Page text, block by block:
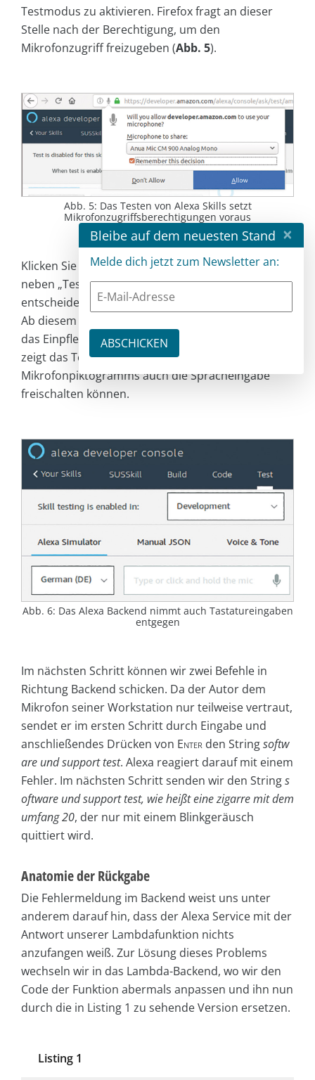
Testmodus zu aktivieren. Firefox fragt an dieser
Stelle nach der Berechtigung, um den
Mikrofonzugriff freizugeben (Abb. 5).
Abb. 5: Das Testen von Alexa Skills setzt
Mikrofonzugriffsberechtigungen voraus
Klicken Sie im nächsten Schritt auf die Combobox
neben „Test is disabled for this skill“, und
entscheiden Sie sich für die Option „Development“.
Ab diesem Zeitpunkt erlaubt Ihnen das Backend
das Einpflegen von Informationen.
zeigt das Textfeld, in dem Sie durch Anklicken des
Mikrofonpiktogramms auch die Spracheingabe
freischalten können.
Abb. 6: Das Alexa Backend nimmt auch Tastatureingaben
entgegen
Im nächsten Schritt können wir zwei Befehle in
Richtung Backend schicken. Da der Autor dem
Mikrofon seiner Workstation nur teilweise vertraut,
sendet er im ersten Schritt durch Eingabe und
anschließendes Drücken von Enter den Stringsoftw
are und support test. Alexa reagiert darauf mit einem
Fehler. Im nächsten Schritt senden wir den Strings
oftware und support test, wie heißt eine zigarre mit dem
umfang 20, der nur mit einem Blinkgeräusch
quittiert wird.
Anatomie der Rückgabe
Die Fehlermeldung im Backend weist uns unter
anderem darauf hin, dass der Alexa Service mit der
Antwort unserer Lambdafunktion nichts
anzufangen weiß. Zur Lösung dieses Problems
wechseln wir in das Lambda-Backend, wo wir den
Code der Funktion abermals anpassen und ihn nun
durch die in Listing 1 zu sehende Version ersetzen.
Listing 1
Bleibe auf dem neuesten Stand ×
Melde dich jetzt zum Newsletter an: